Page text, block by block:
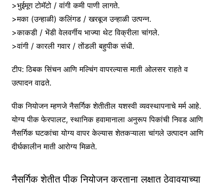
>भुईमूग टोमॅटो / वांगी कमी पाणी लागते.
>मका (उन्हाळी) कलिंगड / खरबूज उन्हाळी उत्पन्न.
>काकडी / भेंडी वेलवर्गीय भाज्या थेट विक्रीला चांगले.
>वांगी / कारली गवार / तोंडली बहुपीक संधी.
टीप: ठिबक सिंचन आणि मल्चिंग वापरल्यास माती ओलसर राहते व
उत्पादन वाढते.
पीक नियोजन म्हणजे नैसर्गिक शेतीतील यशस्वी व्यवस्थापनाचे मर्म आहे.
योग्य पीक फेरपालट, स्थानिक हवामानाला अनुरूप पिकांची निवड आणि
नैसर्गिक घटकांचा योग्य वापर केल्यास शेतकऱ्याला चांगले उत्पादन आणि
दीर्घकालीन माती आरोग्य मिळते.
नैसर्गिक शेतीत पीक नियोजन करताना लक्षात ठेवावयाच्या